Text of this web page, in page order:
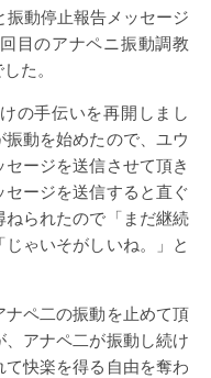
振動停止報告メッセージ
目のアナペニ振動調教
た。
の手伝いを再開しまし
動を始めたので、ユウ
ージを送信させて頂き
ージを送信すると直ぐ
られたので「まだ継続
ゃいそがしいね。」と
ペ二の振動を止めて頂
アナペ二が振動し続け
快楽を得る自由を奪わ